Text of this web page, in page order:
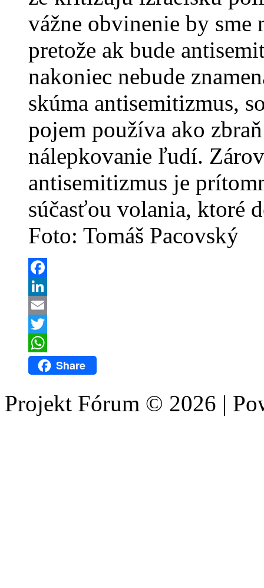
vážne obvinenie by
pretože ak bude
nakoniec nebude
skúma antisemitizmus,
pojem používa ako
nálepkovanie ľudí.
antisemitizmus je
súčasťou volania, ktoré
Foto: Tomáš Pacovský
Facebook
LinkedIn
Email
Twitter
WhatsAppShare
Projekt Fórum © 2026 |